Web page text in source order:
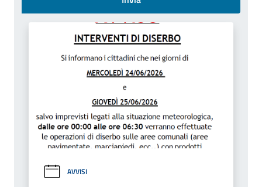
AVVISI